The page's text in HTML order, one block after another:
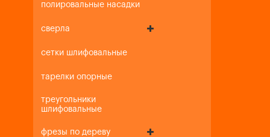
полировальные насадки
сверла
сетки шлифовальные
тарелки опорные
треугольники
шлифовальные
фрезы по дереву